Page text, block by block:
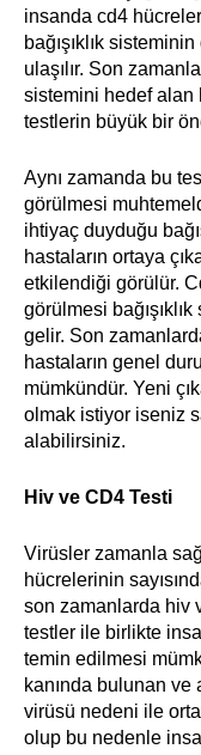
insanda cd4
bağışıklık
ulaşılır. Son
sistemini hedef alan
testlerin büyük bir
Aynı zamanda bu
görülmesi
ihtiyaç duyduğu
hastaların ortaya
etkilendiği görülür.
görülmesi
gelir. Son
hastaların genel
mümkündür. Yeni
olmak istiyor iseniz
alabilirsiniz.
Hiv ve CD4 Testi
Virüsler zamanla
hücrelerinin
son zamanlarda hiv
testler ile birlikte
temin edilmesi
kanında bulunan
virüsü nedeni ile
olup bu nedenle